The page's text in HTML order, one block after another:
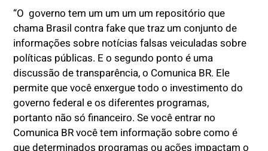
“O governo tem um um um um repositório que
chama Brasil contra fake que traz um conjunto de
informações sobre notícias falsas veiculadas sobre
políticas públicas. E o segundo ponto é uma
discussão de transparência, o Comunica BR. Ele
permite que você enxergue todo o investimento do
governo federal e os diferentes programas,
portanto não só financeiro. Se você entrar no
Comunica BR você tem informação sobre como é
que determinados programas ou ações impactam o